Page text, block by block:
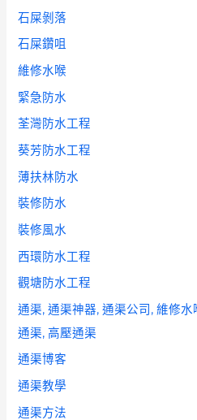
石屎剝落
石屎鑽咀
維修水喉
緊急防水
荃灣防水工程
葵芳防水工程
薄扶林防水
裝修防水
裝修風水
西環防水工程
觀塘防水工程
通渠, 通渠神器, 通渠公司, 維修
通渠, 高壓通渠
通渠博客
通渠教學
通渠方法